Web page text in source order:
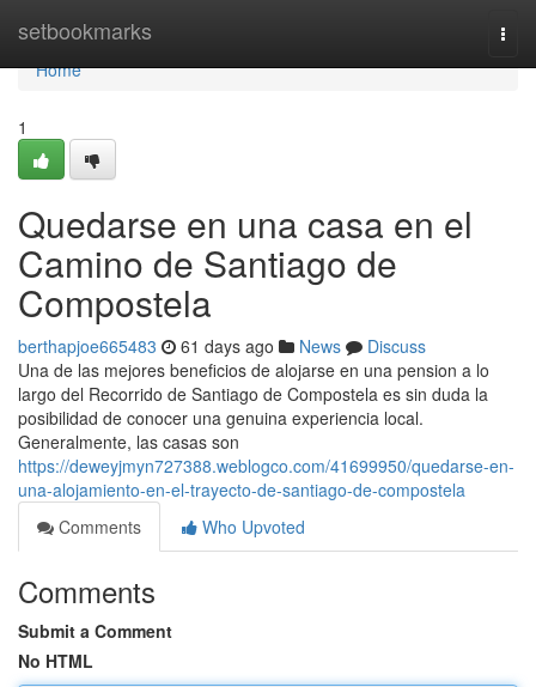
setbookmarks
Home
Home
1
Quedarse en una casa en el
Camino de Santiago de
Compostela
berthapjoe665483 61 days ago News
Discuss
Una de las mejores beneficios de alojarse en una pension a lo
largo del Recorrido de Santiago de Compostela es sin duda la
posibilidad de conocer una genuina experiencia local.
Generalmente, las casas son
https://deweyjmyn727388.weblogco.com/41699950/quedarse-en-
una-alojamiento-en-el-trayecto-de-santiago-de-compostela
Comments
Who Upvoted
Comments
Submit a Comment
No HTML